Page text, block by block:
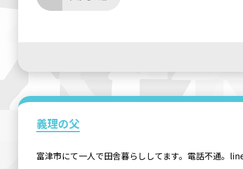
義理の父
富津市にて一人で田舎暮らししてます。電話不通。